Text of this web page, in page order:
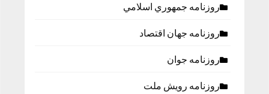
روزنامه جمهوري اسلامي
روزنامه جهان اقتصاد
روزنامه جوان
روزنامه رویش ملت